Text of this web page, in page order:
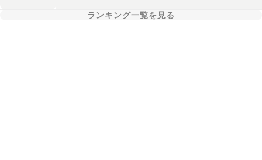
ランキング一覧を見る